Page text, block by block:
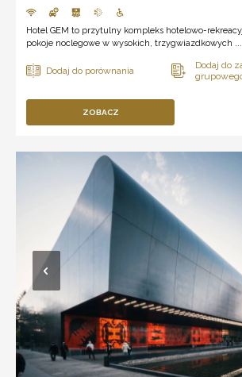
Hotel GEM to przytulny kompleks hotelowo-
pokoje noclegowe w wysokich, trzygwiazdkowych ...
ZOBACZ